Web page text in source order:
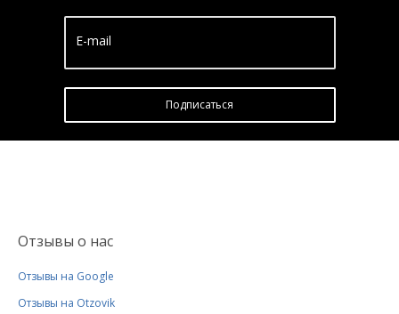
E-mail
Подписатьcя
Отзывы о нас
Отзывы на Google
Отзывы на Otzovik